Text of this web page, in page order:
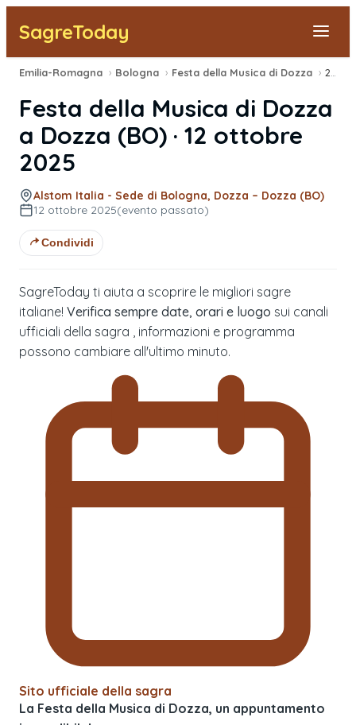
SagreToday
Segnala una sagra
Tutte le Sagre
Vicino a Me
Emilia-Romagna › Bologna › Festa della Musica di Dozza ›
Festa della Musica di Dozza
a Dozza (BO) · 12 ottobre
2025
Alstom Italia - Sede di Bologna, Dozza – Dozza (BO)
12 ottobre 2025(evento passato)
Condividi
SagreToday ti aiuta a scoprire le migliori sagre
italiane! Verifica sempre date, orari e luogo sui canali
ufficiali della sagra , informazioni e programma
possono cambiare all'ultimo minuto.
Sito ufficiale della sagra
La Festa della Musica di Dozza, un appuntamento